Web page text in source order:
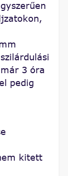
3 óra
pedig
kitett